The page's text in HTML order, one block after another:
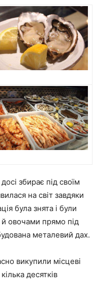
збирає під своїм
на світ завдяки
була знята і були
й овочами прямо під
металевий дах.
викупили місцеві
десятків